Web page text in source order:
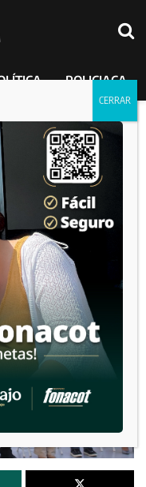
POLICIACA
Aniversario del